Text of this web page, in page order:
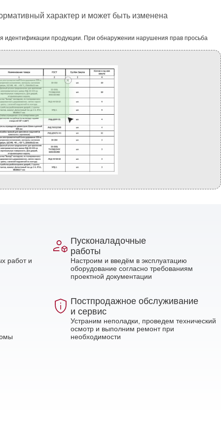
характер и может быть изменена
идентификации продукции. При обнаружении нарушения прав просьба
работ и
Пусконаладочные
работы
Настроим и введём в эксплуатацию
оборудование согласно требованиям
проектной документации
Постпродажное обслуживание
и сервис
Устраним неполадки, проведем технический
осмотр и выполним ремонт при
необходимости